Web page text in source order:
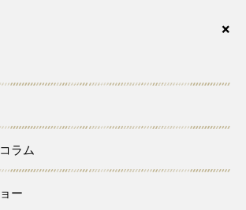
×
ラム
ー
COLUMN
ム